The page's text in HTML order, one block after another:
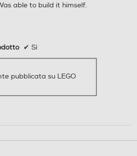
able to build it himself.
✔ Sì
pubblicata su LEGO